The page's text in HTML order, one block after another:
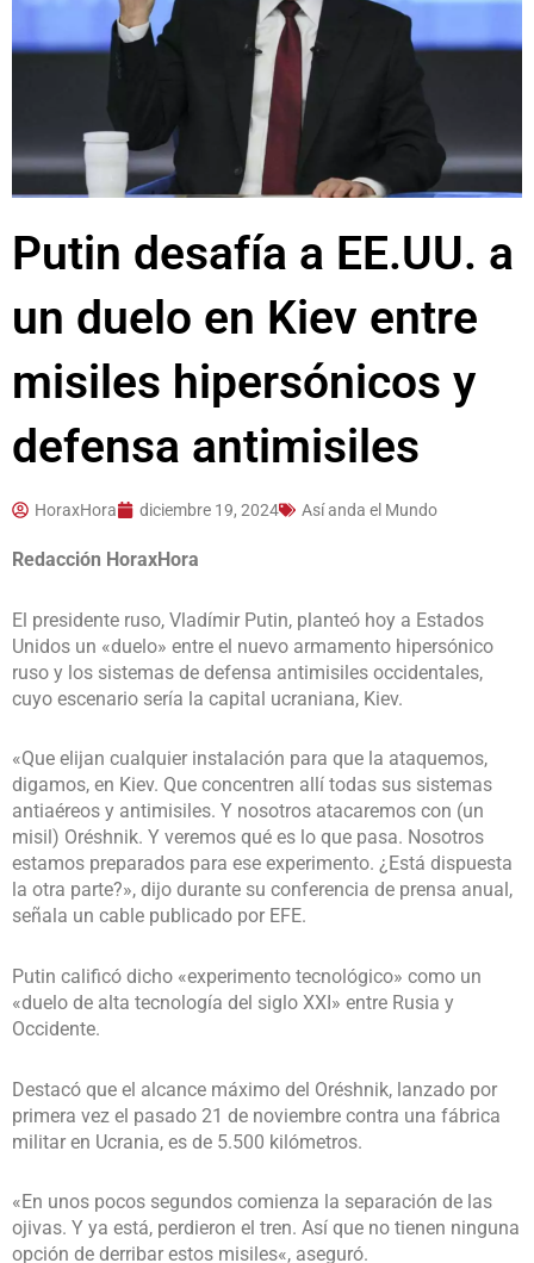
Putin desafía a EE.UU. a
un duelo en Kiev entre
misiles hipersónicos y
defensa antimisiles
HoraxHora diciembre 19, 2024 Así anda el Mundo
Redacción HoraxHora
El presidente ruso, Vladímir Putin, planteó hoy a Estados
Unidos un «duelo» entre el nuevo armamento hipersónico
ruso y los sistemas de defensa antimisiles occidentales,
cuyo escenario sería la capital ucraniana, Kiev.
«Que elijan cualquier instalación para que la ataquemos,
digamos, en Kiev. Que concentren allí todas sus sistemas
antiaéreos y antimisiles. Y nosotros atacaremos con (un
misil) Oréshnik. Y veremos qué es lo que pasa. Nosotros
estamos preparados para ese experimento. ¿Está dispuesta
la otra parte?», dijo durante su conferencia de prensa anual,
señala un cable publicado por EFE.
Putin calificó dicho «experimento tecnológico» como un
«duelo de alta tecnología del siglo XXI» entre Rusia y
Occidente.
Destacó que el alcance máximo del Oréshnik, lanzado por
primera vez el pasado 21 de noviembre contra una fábrica
militar en Ucrania, es de 5.500 kilómetros.
«En unos pocos segundos comienza la separación de las
ojivas. Y ya está, perdieron el tren. Así que no tienen ninguna
opción de derribar estos misiles«, aseguró.